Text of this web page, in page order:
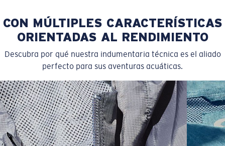
SIZES 1. CHEST 2. BODY LENGTH 3. SLEEVE LENGTH
CON MÚLTIPLES CARACTERÍSTICAS
ORIENTADAS AL RENDIMIENTO
Descubra por qué nuestra indumentaria técnica es el aliado
perfecto para sus aventuras acuáticas.